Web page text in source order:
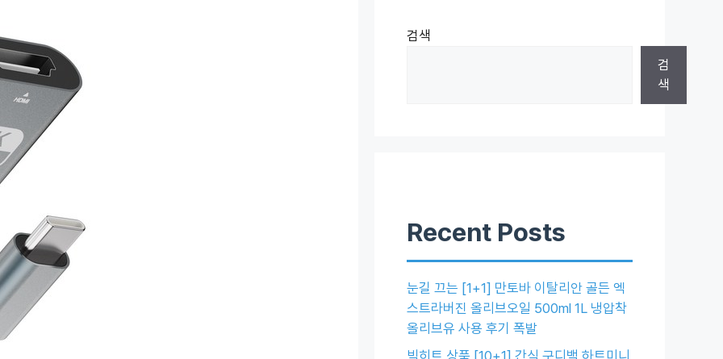
검색
검
색
Recent Posts
눈길 끄는 [1+1] 만토바 이탈리안 골든 엑
스트라버진 올리브오일 500ml 1L 냉압착
올리브유 사용 후기 폭발
빅히트 상품 [10+1] 간식 구디백 하트미니